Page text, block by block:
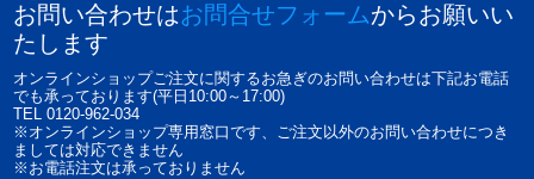
お問い合わせはお問合せフォームからお願いい
たします
オンラインショップご注文に関するお急ぎのお問い合わせは下記お電話
でも承っております(平日10:00～17:00)
TEL 0120-962-034
※オンラインショップ専用窓口です、ご注文以外のお問い合わせにつき
ましては対応できません
※お電話注文は承っておりません